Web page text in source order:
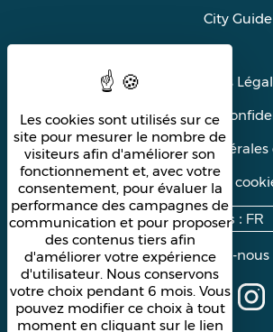
City Guide
Mentions
Politique de
Conditions Générales
Gérer les
Langues : FR
Suivez-nous
Les cookies sont utilisés sur ce
site pour mesurer le nombre de
visiteurs afin d'améliorer son
fonctionnement et, avec votre
consentement, pour évaluer la
performance des campagnes de
communication et pour proposer
des contenus tiers afin
d'améliorer votre expérience
d'utilisateur. Nous conservons
votre choix pendant 6 mois. Vous
pouvez modifier ce choix à tout
moment en cliquant sur le lien